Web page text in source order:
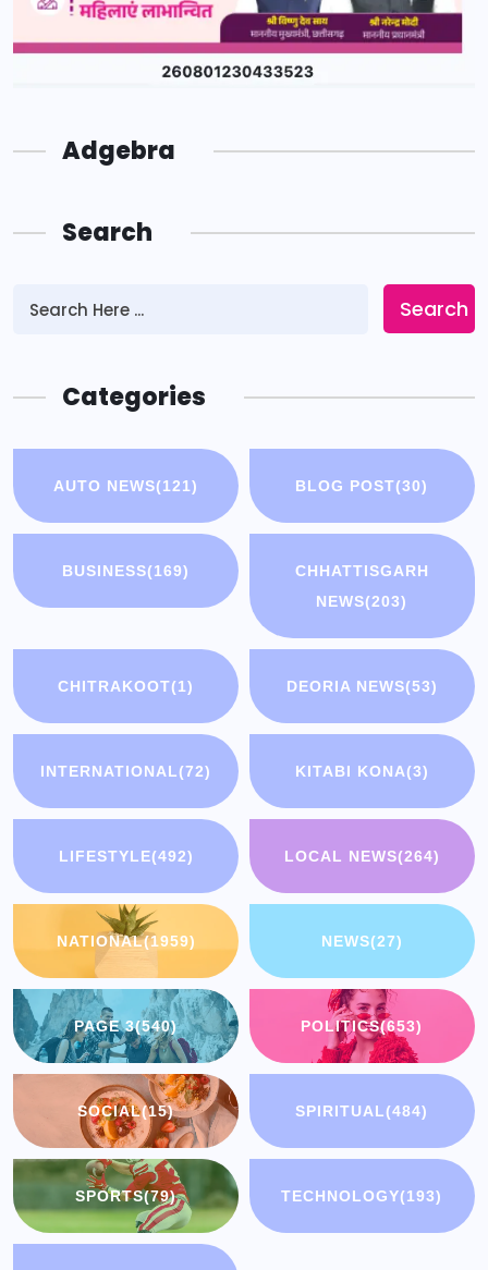
Adgebra
Search
Search
Categories
AUTO NEWS(121) BLOG POST(30)
BUSINESS(169)
CHHATTISGARH
NEWS(203)
CHITRAKOOT(1) DEORIA NEWS(53)
INTERNATIONAL(72) KITABI KONA(3)
LIFESTYLE(492) LOCAL NEWS(264)
NATIONAL(1959) NEWS(27)
PAGE 3(540) POLITICS(653)
SOCIAL(15) SPIRITUAL(484)
SPORTS(79) TECHNOLOGY(193)